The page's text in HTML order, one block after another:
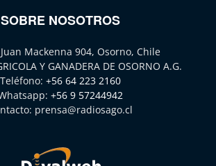
SOBRE NOSOTROS
Mackenna 904, Osorno, Chile
Y GANADERA DE OSORNO A.G.
Teléfono: +56 64 223 2160
+56 9 57244942
prensa@radiosago.cl